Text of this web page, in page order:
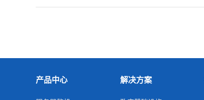
产品中心 解决方案